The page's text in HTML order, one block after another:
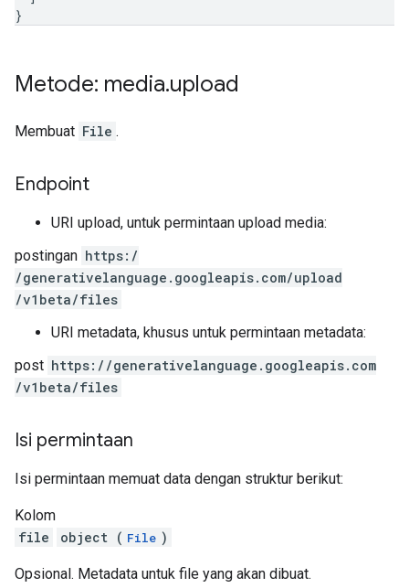
}
Metode: media.upload
Membuat File .
Endpoint
URI upload, untuk permintaan upload media:
postingan https: /
/generativelanguage.googleapis.com/upload
/v1beta/files
URI metadata, khusus untuk permintaan metadata:
post https: / /generativelanguage.googleapis.com
/v1beta/files
Isi permintaan
Isi permintaan memuat data dengan struktur berikut:
Kolom
file
object ( File )
Opsional. Metadata untuk file yang akan dibuat.